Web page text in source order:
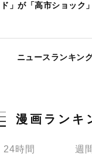
ド」が「高市ショック
ニュースランキン
漫画ランキ
24時間 週